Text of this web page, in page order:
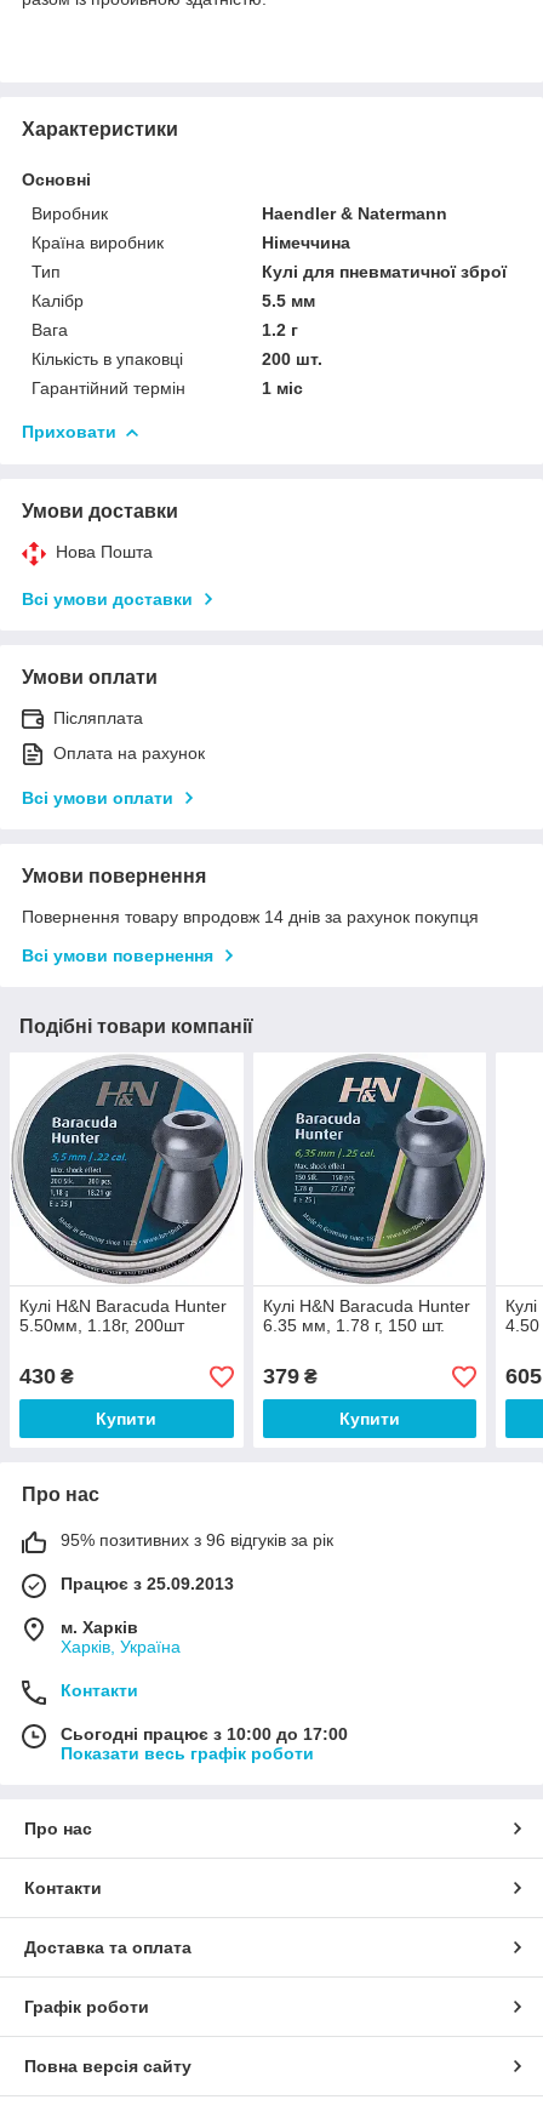
Характеристики
Основні
Виробник
Haendler & Natermann
Країна виробник
Німеччина
Тип
Кулі для пневматичної зброї
Калібр
5.5 мм
Вага
1.2 г
Кількість в упаковці
200 шт.
Гарантійний термін
1 міс
Приховати
Умови доставки
Нова Пошта
Всі умови доставки
Умови оплати
Післяплата
Оплата на рахунок
Всі умови оплати
Умови повернення
Повернення товару впродовж 14 днів за рахунок покупця
Всі умови повернення
Подібні товари компанії
Кулі H&N Baracuda Hunter
5.50мм, 1.18г, 200шт
430 ₴
Купити
Кулі H&N Baracuda Hunter
6.35 мм, 1.78 г, 150 шт.
379₴
Купити
4.50
605
Про нас
95% позитивних з 96 відгуків за рік
Працює з 25.09.2013
м. Харків
Харків, Україна
Контакти
Сьогодні працює з 10:00 до 17:00
Показати весь графік роботи
Про нас
Контакти
Доставка та оплата
Графік роботи
Повна версія сайту